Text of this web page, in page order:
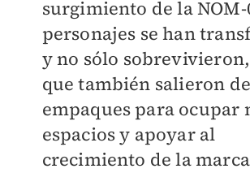
surgimiento de la NOM-
personajes se han
y no sólo
que también salieron
empaques para ocupar
espacios y apoyar al
crecimiento de la